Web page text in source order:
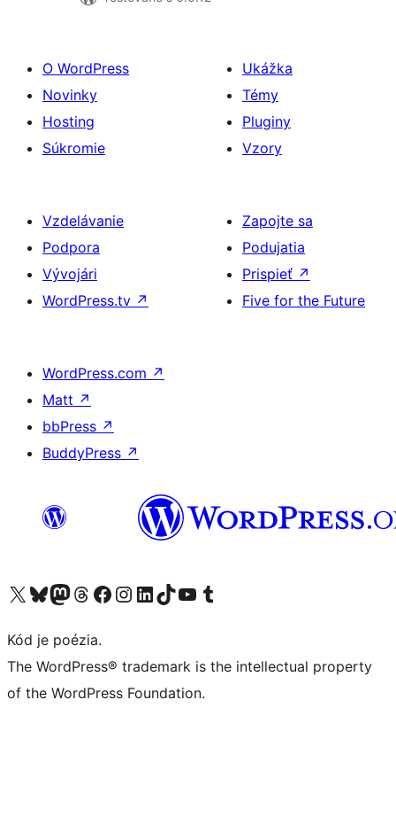
O WordPress
Novinky
Hosting
Súkromie
Ukážka
Témy
Pluginy
Vzory
Vzdelávanie
Podpora
Vývojári
WordPress.tv ↗
Zapojte sa
Podujatia
Prispieť ↗
Five for the Future
WordPress.com ↗
Matt ↗
bbPress ↗
BuddyPress ↗
Navštívte náš účet na X (predtým Twitter)
Navštívte náš účet na platforme Bluesky
Navštívte náš účet na Mastodone
Navštívte náš účet na platforme Threads
Navštívte našu stránku na Facebooku
Navštívte náš účet Instagram
Navštívte náš účet LinkedIn
Navštívte náš účet na platforme TikTok
Navštívte náš kanál YouTube
Navštívte náš účet na platforme Tumblr
Kód je poézia.
The WordPress® trademark is the intellectual property
of the WordPress Foundation.